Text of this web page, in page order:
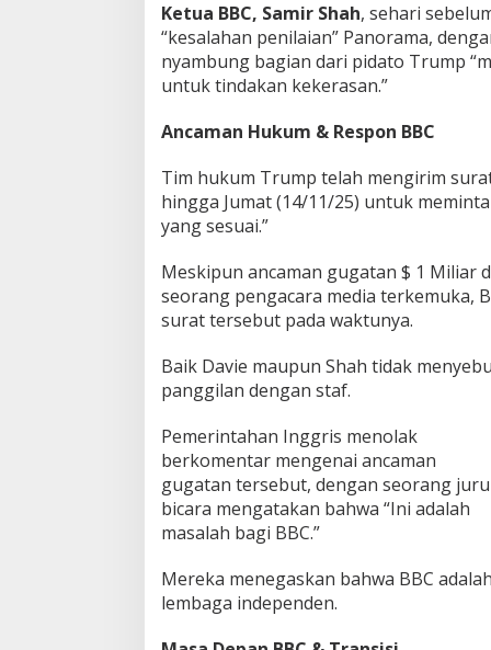
Ketua BBC, Samir Shah, sehari
“kesalahan penilaian” Panorama,
nyambung bagian dari pidato Trump
untuk tindakan kekerasan.”
Ancaman Hukum & Respon BBC
Tim hukum Trump telah mengirim
hingga Jumat (14/11/25) untuk
yang sesuai.”
Meskipun ancaman gugatan $ 1 Miliar
seorang pengacara media terkemuka,
surat tersebut pada waktunya.
Baik Davie maupun Shah tidak
panggilan dengan staf.
Pemerintahan Inggris menolak
berkomentar mengenai ancaman
gugatan tersebut, dengan seorang juru
bicara mengatakan bahwa “Ini adalah
masalah bagi BBC.”
Mereka menegaskan bahwa BBC adalah
lembaga independen.